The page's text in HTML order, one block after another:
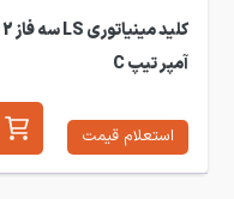
کلید مینیاتوری LS سه فاز 2
آمپر تیپ C
استعلام قیمت